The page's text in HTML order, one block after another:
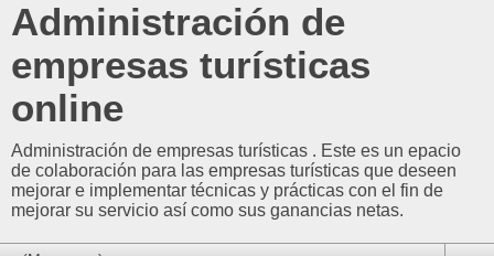
Administración de
empresas turísticas
online
Administración de empresas turísticas . Este es un epacio
de colaboración para las empresas turísticas que deseen
mejorar e implementar técnicas y prácticas con el fin de
mejorar su servicio así como sus ganancias netas.